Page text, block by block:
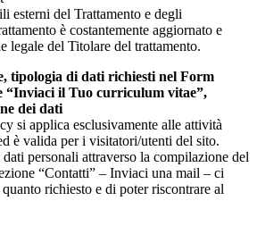
esterni del Trattamento e degli
è costantemente aggiornato e
legale del Titolare del trattamento.
tipologia di dati richiesti nel Form
“Inviaci il Tuo curriculum vitae”,
dei dati
si applica esclusivamente alle attività
è valida per i visitatori/utenti del sito.
personali attraverso la compilazione del
“Contatti” – Inviaci una mail – ci
richiesto e di poter riscontrare al